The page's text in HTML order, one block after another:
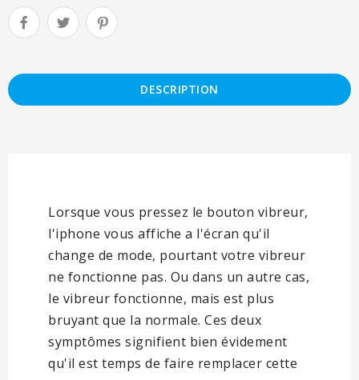
DESCRIPTION
Lorsque vous pressez le bouton vibreur,
l'iphone vous affiche a l'écran qu'il
change de mode, pourtant votre vibreur
ne fonctionne pas. Ou dans un autre cas,
le vibreur fonctionne, mais est plus
bruyant que la normale. Ces deux
symptômes signifient bien évidement
qu'il est temps de faire remplacer cette